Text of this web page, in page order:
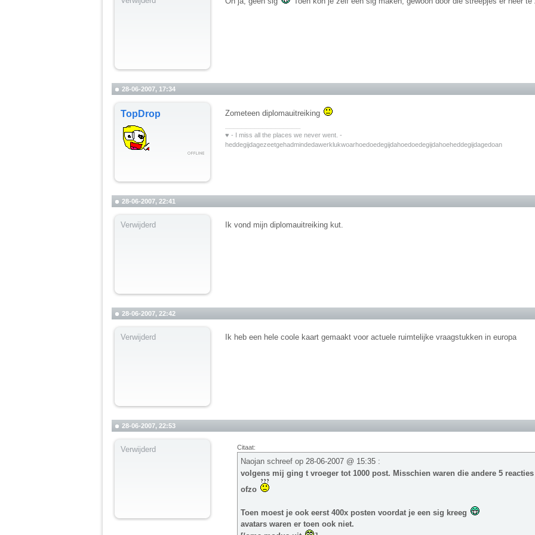
28-06-2007, 17:34
TopDrop
Zometeen diplomauitreiking
♥ - I miss all the places we never went. -
heddegijdagezeetgehadmindedawerklukwoarhoedoedegijdahoedoedegijdahoeheddegijdagedoan
28-06-2007, 22:41
Verwijderd Ik vond mijn diplomauitreiking kut.
28-06-2007, 22:42
Verwijderd Ik heb een hele coole kaart gemaakt voor actuele ruimtelijke vraagstukken in europa
28-06-2007, 22:53
Verwijderd Citaat:
Naojan schreef op 28-06-2007 @ 15:35 :
volgens mij ging t vroeger tot 1000 post. Misschien waren die andere 5
ofzo
Toen moest je ook eerst 400x posten voordat je een sig kreeg
avatars waren er toen ook niet.